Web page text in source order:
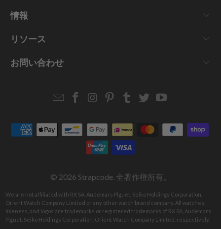
情報
リソース
お問い合わせ
EmailStrapcode
Facebook
Strapcode
Instagram
Strapcode
Pinterest
Strapcode
Tumblr
Strapcode
TwitterYouTube
© 2026 Strapcode. 全著作権所有。
We are not affiliated with RX SA, Audemars Piguet, Seiko Holdings Corporation,
Orient Watch Company Limited or any other watch brand company. All watches,
likeness, and logos are trademarks or registered trademarks of RX SA, Audemars
Piguet, Seiko Holdings Corporation, Orient Watch Company Limited, respectively.